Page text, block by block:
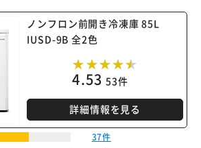
ノンフロン前開き冷凍庫 85L
IUSD-9B 全2色
4.53 53件
詳細情報を見る
37件